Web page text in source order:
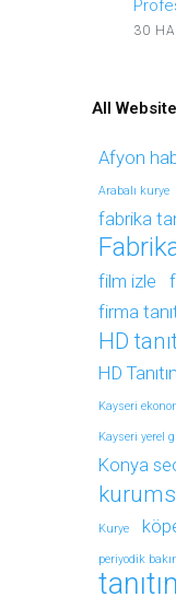
30
All
Afyon
Arabalı kurye
fabrika
film izle
firma
HD
HD
Kayseri
Kayseri yerel
Konya
Kurye
periyodik